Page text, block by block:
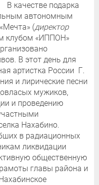
качестве подарка
автономным
(директор
клубом «ИППОН»
В этот день для
артистка России Г.
и лирические песни
мужиков,
и проведению
Нахабино.
в радиационных
ликвидации
общественную
главы района и